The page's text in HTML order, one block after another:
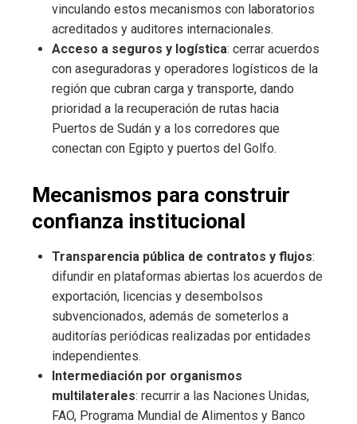
vinculando estos mecanismos con laboratorios
acreditados y auditores internacionales.
Acceso a seguros y logística: cerrar acuerdos
con aseguradoras y operadores logísticos de la
región que cubran carga y transporte, dando
prioridad a la recuperación de rutas hacia
Puertos de Sudán y a los corredores que
conectan con Egipto y puertos del Golfo.
Mecanismos para construir
confianza institucional
Transparencia pública de contratos y flujos:
difundir en plataformas abiertas los acuerdos de
exportación, licencias y desembolsos
subvencionados, además de someterlos a
auditorías periódicas realizadas por entidades
independientes.
Intermediación por organismos
multilaterales: recurrir a las Naciones Unidas,
FAO, Programa Mundial de Alimentos y Banco